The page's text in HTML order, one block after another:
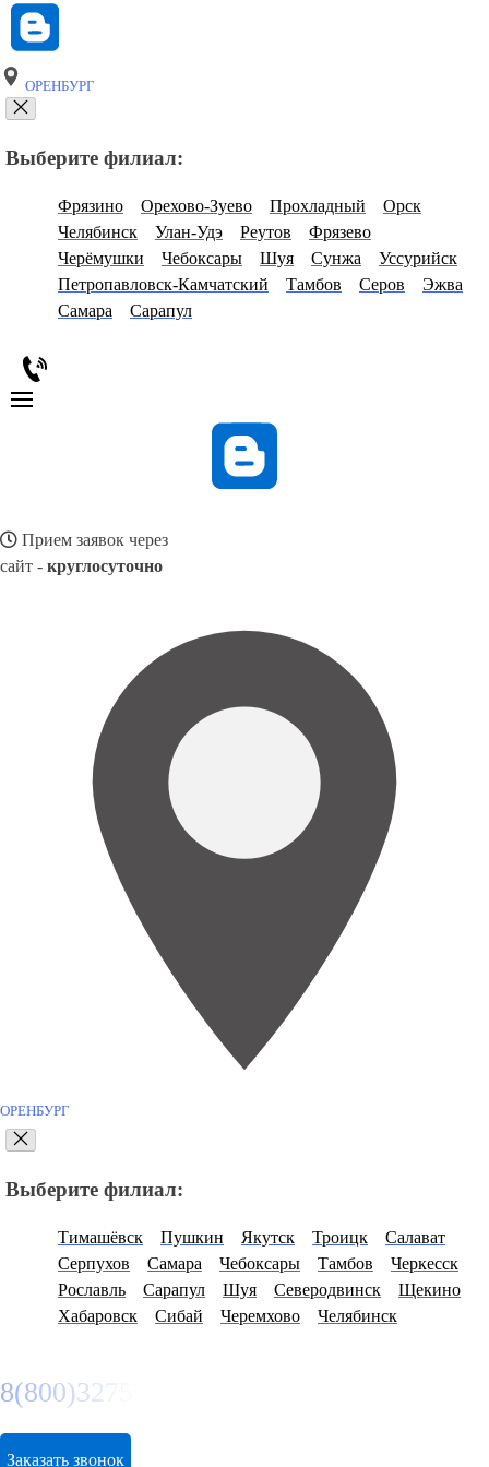
ОРЕНБУРГ
Выберите филиал:
Фрязино Орехово-Зуево Прохладный
Орск
Челябинск
Улан-Удэ Реутов
Фрязево
Черёмушки
Чебоксары Шуя Сунжа
Уссурийск
Петропавловск-Камчатский
Тамбов Серов
Эжва
Самара
Сарапул
Прием заявок через
сайт - круглосуточно
ОРЕНБУРГ
Выберите филиал:
Тимашёвск Пушкин Якутск Троицк
Салават
Серпухов
Самара Чебоксары Тамбов
Черкесск
Рославль
Сарапул Шуя Северодвинск
Щекино
Хабаровск
Сибай Черемхово Челябинск
8(800)3275280
Заказать звонок